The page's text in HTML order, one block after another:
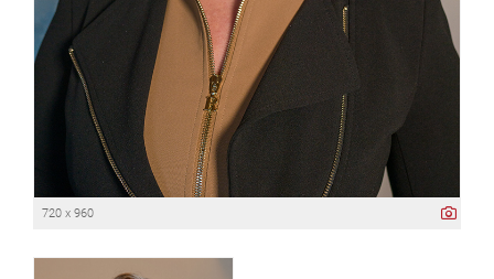
720 x 960